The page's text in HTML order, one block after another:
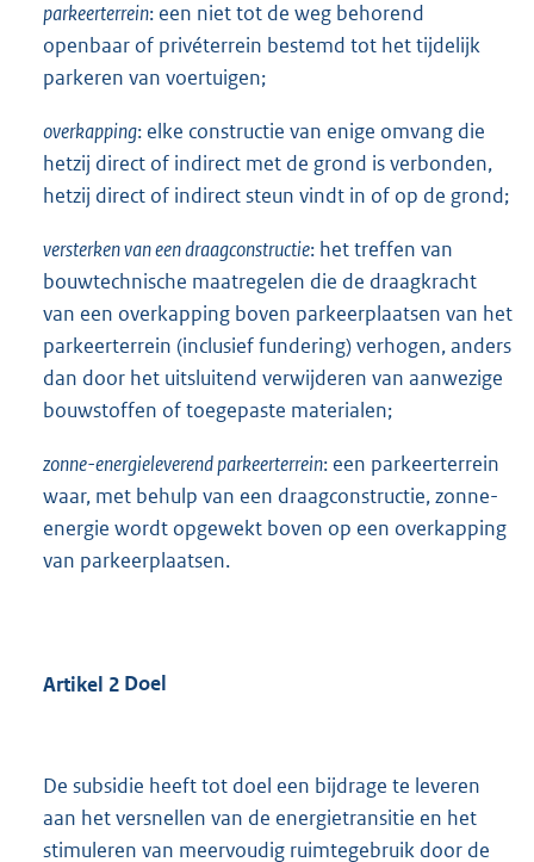
parkeerterrein: een niet tot de weg behorend
openbaar of privéterrein bestemd tot het tijdelijk
parkeren van voertuigen;
overkapping: elke constructie van enige omvang die
hetzij direct of indirect met de grond is verbonden,
hetzij direct of indirect steun vindt in of op de grond;
versterken van een draagconstructie: het treffen van
bouwtechnische maatregelen die de draagkracht
van een overkapping boven parkeerplaatsen van het
parkeerterrein (inclusief fundering) verhogen, anders
dan door het uitsluitend verwijderen van aanwezige
bouwstoffen of toegepaste materialen;
zonne-energieleverend parkeerterrein: een parkeerterrein
waar, met behulp van een draagconstructie, zonne-
energie wordt opgewekt boven op een overkapping
van parkeerplaatsen.
Artikel 2 Doel
De subsidie heeft tot doel een bijdrage te leveren
aan het versnellen van de energietransitie en het
stimuleren van meervoudig ruimtegebruik door de